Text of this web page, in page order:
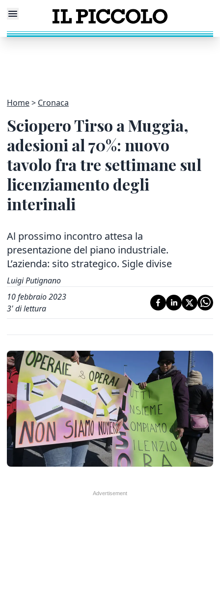
Home Cronaca
Sciopero Tirso a Muggia,
adesioni al 70%: nuovo
tavolo fra tre settimane sul
licenziamento degli
interinali
Al prossimo incontro attesa la
presentazione del piano industriale.
L’azienda: sito strategico. Sigle divise
Luigi Putignano
10 febbraio 2023
3' di lettura